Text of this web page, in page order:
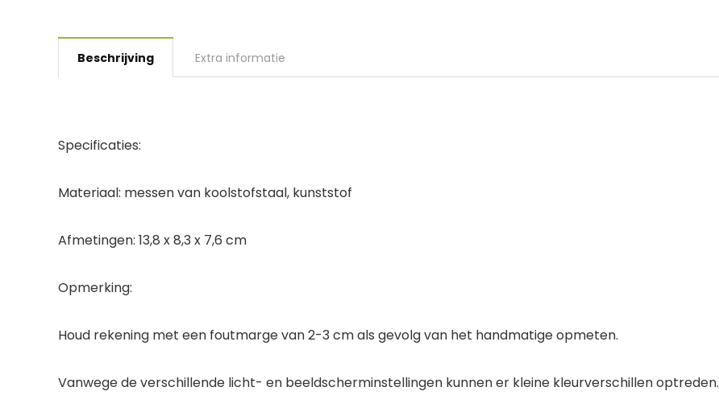
Beschrijving Extra informatie
Specificaties:
Materiaal: messen van koolstofstaal, kunststof
Afmetingen: 13,8 x 8,3 x 7,6 cm
Opmerking:
Houd rekening met een foutmarge van 2-3 cm als gevolg van het handmatige opmeten.
Vanwege de verschillende licht- en beeldscherminstellingen kunnen er kleine kleurverschillen optreden.